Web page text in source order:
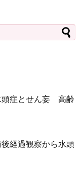
頭症とせん妄 高齢
経過観察から水頭